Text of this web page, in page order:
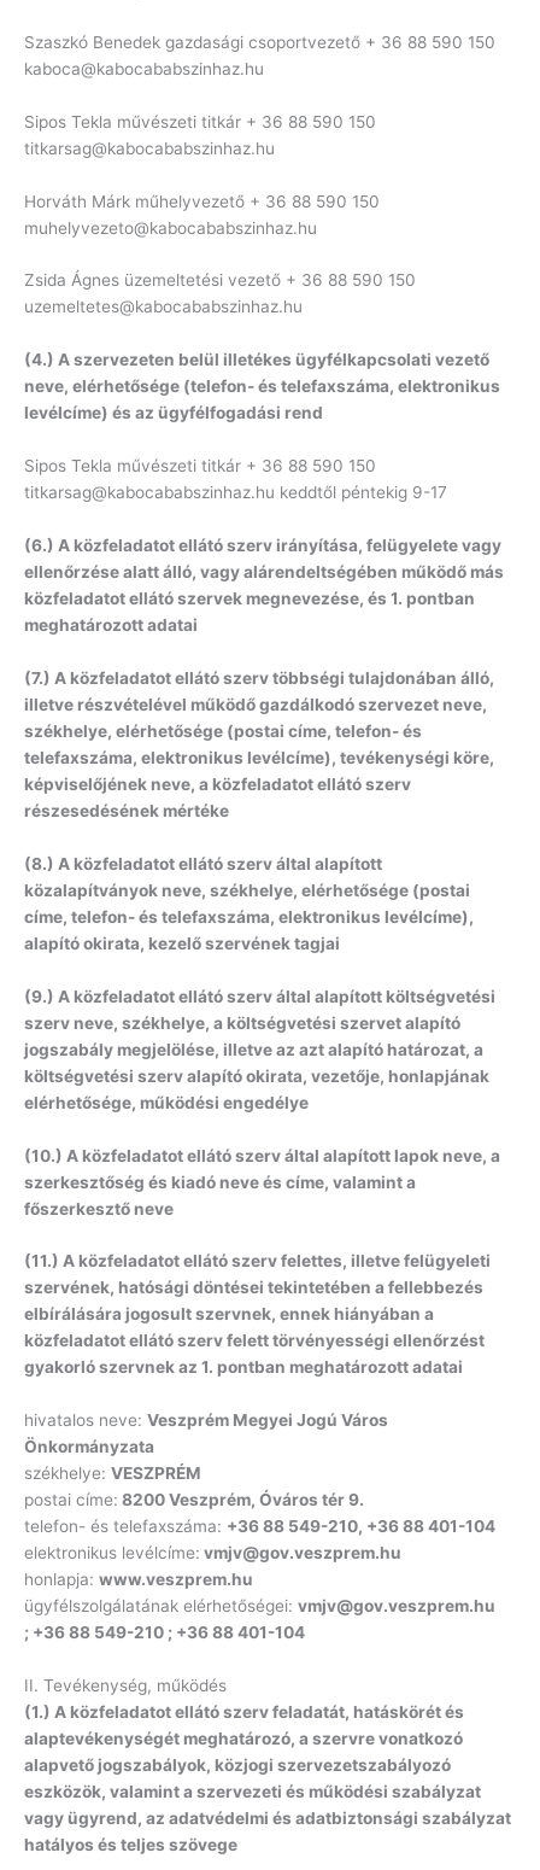
Szaszkó Benedek gazdasági csoportvezető + 36 88 590 150
kaboca@kabocababszinhaz.hu
Sipos Tekla művészeti titkár + 36 88 590 150
titkarsag@kabocababszinhaz.hu
Horváth Márk műhelyvezető + 36 88 590 150
muhelyvezeto@kabocababszinhaz.hu
Zsida Ágnes üzemeltetési vezető + 36 88 590 150
uzemeltetes@kabocababszinhaz.hu
(4.) A szervezeten belül illetékes ügyfélkapcsolati vezető
neve, elérhetősége (telefon- és telefaxszáma, elektronikus
levélcíme) és az ügyfélfogadási rend
Sipos Tekla művészeti titkár + 36 88 590 150
titkarsag@kabocababszinhaz.hu keddtől péntekig 9-17
(6.) A közfeladatot ellátó szerv irányítása, felügyelete vagy
ellenőrzése alatt álló, vagy alárendeltségében működő más
közfeladatot ellátó szervek megnevezése, és 1. pontban
meghatározott adatai
(7.) A közfeladatot ellátó szerv többségi tulajdonában álló,
illetve részvételével működő gazdálkodó szervezet neve,
székhelye, elérhetősége (postai címe, telefon- és
telefaxszáma, elektronikus levélcíme), tevékenységi köre,
képviselőjének neve, a közfeladatot ellátó szerv
részesedésének mértéke
(8.) A közfeladatot ellátó szerv által alapított
közalapítványok neve, székhelye, elérhetősége (postai
címe, telefon- és telefaxszáma, elektronikus levélcíme),
alapító okirata, kezelő szervének tagjai
(9.) A közfeladatot ellátó szerv által alapított költségvetési
szerv neve, székhelye, a költségvetési szervet alapító
jogszabály megjelölése, illetve az azt alapító határozat, a
költségvetési szerv alapító okirata, vezetője, honlapjának
elérhetősége, működési engedélye
(10.) A közfeladatot ellátó szerv által alapított lapok neve, a
szerkesztőség és kiadó neve és címe, valamint a
főszerkesztő neve
(11.) A közfeladatot ellátó szerv felettes, illetve felügyeleti
szervének, hatósági döntései tekintetében a fellebbezés
elbírálására jogosult szervnek, ennek hiányában a
közfeladatot ellátó szerv felett törvényességi ellenőrzést
gyakorló szervnek az 1. pontban meghatározott adatai
hivatalos neve: Veszprém Megyei Jogú Város
Önkormányzata
székhelye: VESZPRÉM
postai címe: 8200 Veszprém, Óváros tér 9.
telefon- és telefaxszáma: +36 88 549-210, +36 88 401-104
elektronikus levélcíme: vmjv@gov.veszprem.hu
honlapja: www.veszprem.hu
ügyfélszolgálatának elérhetőségei: vmjv@gov.veszprem.hu
; +36 88 549-210 ; +36 88 401-104
II. Tevékenység, működés
(1.) A közfeladatot ellátó szerv feladatát, hatáskörét és
alaptevékenységét meghatározó, a szervre vonatkozó
alapvető jogszabályok, közjogi szervezetszabályozó
eszközök, valamint a szervezeti és működési szabályzat
vagy ügyrend, az adatvédelmi és adatbiztonsági szabályzat
hatályos és teljes szövege